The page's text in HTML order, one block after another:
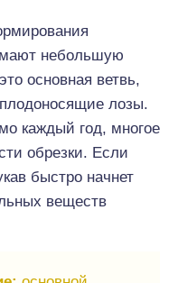
небольшую
основная ветвь,
лозы.
каждый год, многое
обрезки. Если
быстро начнет
веществ